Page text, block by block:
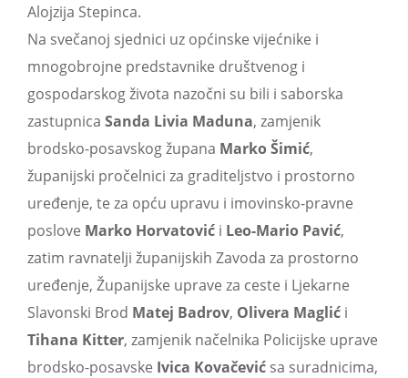
Alojzija Stepinca.
Na svečanoj sjednici uz općinske vijećnike i
mnogobrojne predstavnike društvenog i
gospodarskog života nazočni su bili i saborska
zastupnica Sanda Livia Maduna, zamjenik
brodsko-posavskog župana Marko Šimić,
županijski pročelnici za graditeljstvo i prostorno
uređenje, te za opću upravu i imovinsko-pravne
poslove Marko Horvatović i Leo-Mario Pavić,
zatim ravnatelji županijskih Zavoda za prostorno
uređenje, Županijske uprave za ceste i Ljekarne
Slavonski Brod Matej Badrov, Olivera Maglić i
Tihana Kitter, zamjenik načelnika Policijske uprave
brodsko-posavske Ivica Kovačević sa suradnicima,